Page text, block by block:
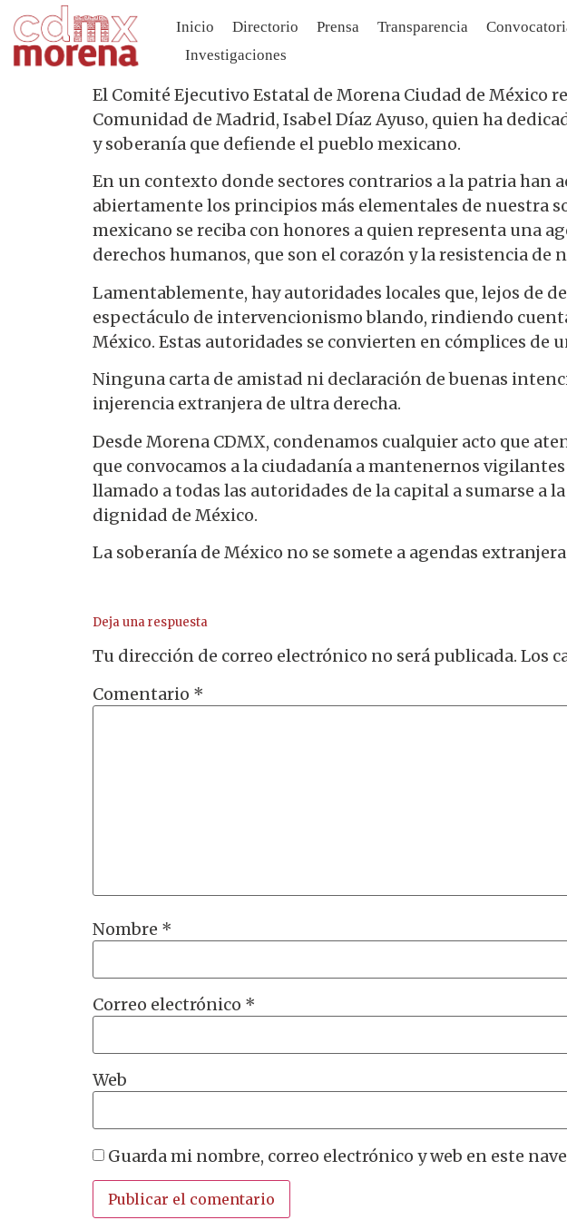
Inicio Directorio Prensa Transparencia
Investigaciones
El Comité Ejecutivo Estatal de Morena Ciudad de México
Comunidad de Madrid, Isabel Díaz Ayuso, quien ha
y soberanía que defiende el pueblo mexicano.
En un contexto donde sectores contrarios a la patria
abiertamente los principios más elementales de nuestra
mexicano se reciba con honores a quien representa una
derechos humanos, que son el corazón y la resistencia de
Lamentablemente, hay autoridades locales que, lejos de
espectáculo de intervencionismo blando, rindiendo
México. Estas autoridades se convierten en cómplices de
Ninguna carta de amistad ni declaración de buenas
injerencia extranjera de ultra derecha.
Desde Morena CDMX, condenamos cualquier acto que
que convocamos a la ciudadanía a mantenernos
llamado a todas las autoridades de la capital a sumarse a
dignidad de México.
La soberanía de México no se somete a agendas
Deja una respuesta
Tu dirección de correo electrónico no será publicada. Los
Comentario *
Nombre *
Correo electrónico *
Web
Guarda mi nombre, correo electrónico y web en este